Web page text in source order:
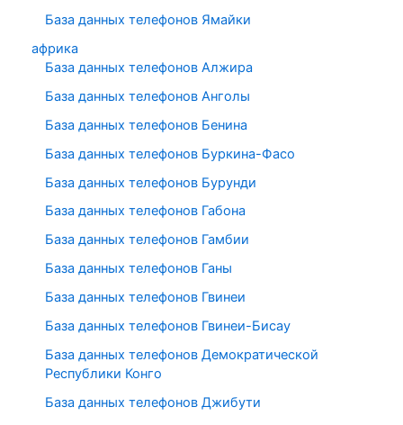
База данных телефонов Ямайки
африка
База данных телефонов Алжира
База данных телефонов Анголы
База данных телефонов Бенина
База данных телефонов Буркина-Фасо
База данных телефонов Бурунди
База данных телефонов Габона
База данных телефонов Гамбии
База данных телефонов Ганы
База данных телефонов Гвинеи
База данных телефонов Гвинеи-Бисау
База данных телефонов Демократической
Республики Конго
База данных телефонов Джибути